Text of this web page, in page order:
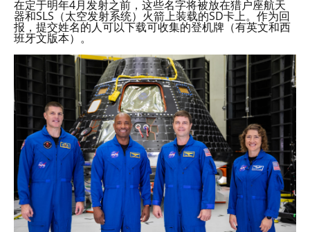
在定于明年4月发射之前，这些名字将被放在猎户座航天
器和SLS（太空发射系统）火箭上装载的SD卡上。作为回
报，提交姓名的人可以下载可收集的登机牌（有英文和西
班牙文版本）。